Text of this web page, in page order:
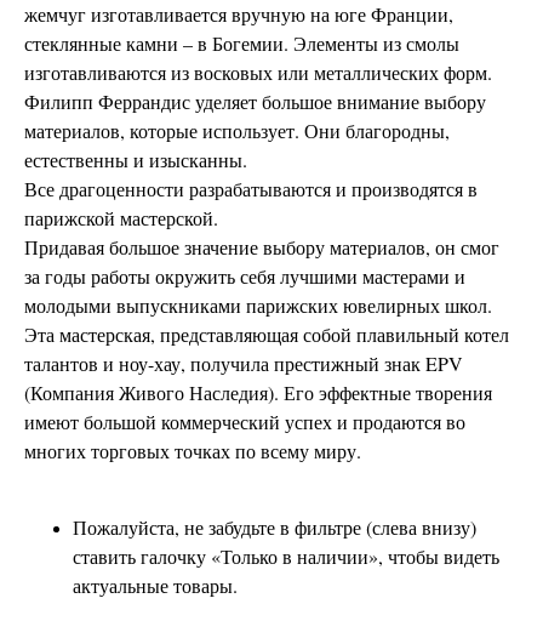
жемчуг изготавливается вручную на юге Франции,
стеклянные камни – в Богемии. Элементы из смолы
изготавливаются из восковых или металлических форм.
Филипп Феррандис уделяет большое внимание выбору
материалов, которые использует. Они благородны,
естественны и изысканны.
Все драгоценности разрабатываются и производятся в
парижской мастерской.
Придавая большое значение выбору материалов, он смог
за годы работы окружить себя лучшими мастерами и
молодыми выпускниками парижских ювелирных школ.
Эта мастерская, представляющая собой плавильный котел
талантов и ноу-хау, получила престижный знак EPV
(Компания Живого Наследия). Его эффектные творения
имеют большой коммерческий успех и продаются во
многих торговых точках по всему миру.
Пожалуйста, не забудьте в фильтре (слева внизу)
ставить галочку «Только в наличии», чтобы видеть
актуальные товары.